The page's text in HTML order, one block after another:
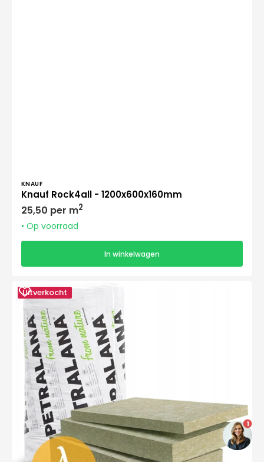
KNAUF
Knauf Rock4all - 1200x600x160mm
Normale
prijs
25,50 per m2
• Op voorraad
In winkelwagen
Petralana
Petralight
Plus
1000x600x50mm
Uitverkocht
1